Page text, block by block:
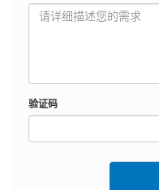
验证码